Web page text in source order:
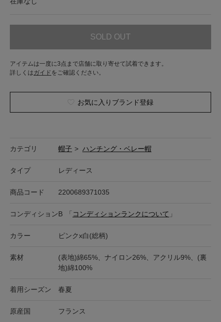
SOLD OUT
アイテムは一度に3点まで店舗に取り寄せて試着できます。
詳しくはガイド をご確認ください。
お気に入りブランド登録
カテゴリ 帽子 > ハンチング・ベレー帽
タイプ レディース
商品コード 2200689371035
コンディションB 「 コンディションランクについて 」
カラー ピンクx白(総柄)
素材
(表地)綿65%、ナイロン26%、アクリル9%、(裏
地)綿100%
着用シーズン 春夏
原産国 フランス